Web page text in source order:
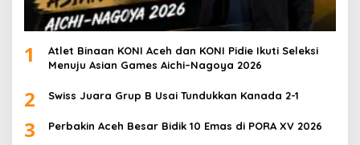
1
Atlet Binaan KONI Aceh dan KONI Pidie Ikuti Seleksi
Menuju Asian Games Aichi–Nagoya 2026
2 Swiss Juara Grup B Usai Tundukkan Kanada 2-1
3 Perbakin Aceh Besar Bidik 10 Emas di PORA XV 2026